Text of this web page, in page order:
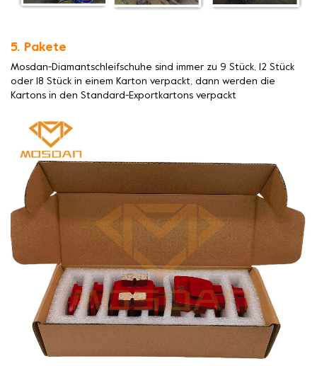
5. Pakete
Mosdan-Diamantschleifschuhe sind immer zu 9 Stück, 12 Stück
oder 18 Stück in einem Karton verpackt, dann werden die
Kartons in den Standard-Exportkartons verpackt